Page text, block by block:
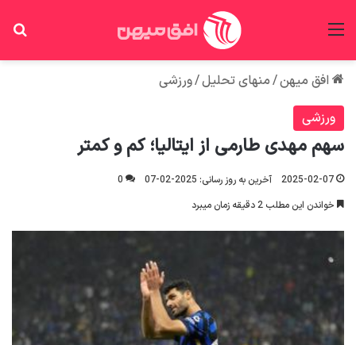
افق میهن/منهای تحلیل/ورزشی
ورزشی
سهم مهدی طارمی از ایتالیا؛ کم و کمتر
2025-02-07 آخرین به روز رسانی: 2025-02-07
0
خواندن این مطلب 2 دقیقه زمان میبرد